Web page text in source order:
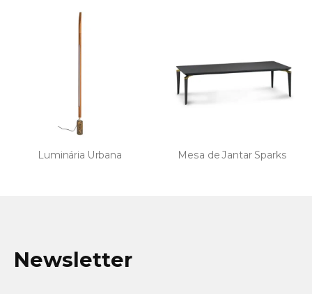
Mesa de Jantar Sparks Espelho Duo
Newsletter